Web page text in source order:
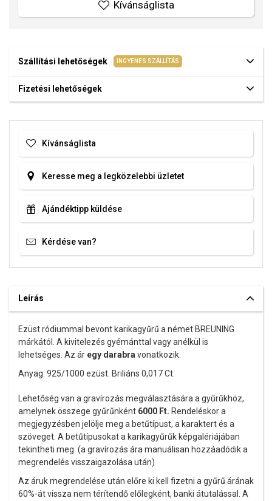
Kívánságlista
Szállítási lehetőségek INGYENES SZÁLLÍTÁS
Fizetési lehetőségek
Kívánságlista
Keresse meg a legközelebbi üzletet
Ajándéktipp küldése
Kérdése van?
Leírás
Ezüst ródiummal bevont karikagyűrű a német BREUNING
márkától. A kivitelezés gyémánttal vagy anélkül is
lehetséges. Az ár egy darabra vonatkozik.
Anyag: 925/1000 ezüst. Briliáns 0,017 Ct.
Lehetőség van a gravírozás megválasztására a gyűrűkhöz,
amelynek összege gyűrűnként 6000 Ft. Rendeléskor a
megjegyzésben jelölje meg a betűtípust, a karaktert és a
szöveget. A betűtípusokat a karikagyűrűk képgalériájában
tekintheti meg. (a gravírozás ára manuálisan hozzáadódik a
megrendelés visszaigazolása után)
Az áruk megrendelése után előre ki kell fizetni a gyűrű árának
60%-át vissza nem térítendő előlegként, banki átutalással. A